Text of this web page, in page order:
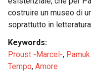
costruire un museo di
soprattutto in
Keywords
Proust -Marcel-,
Tempo, Amore